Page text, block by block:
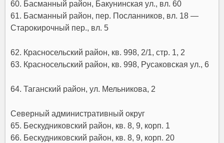
60. Басманный район, Бакунинская ул., вл. 60
61. Басманный район, пер. Посланников, вл. 18 —
Старокирочный пер., вл. 5
62. Красносельский район, кв. 998, 2/1, стр. 1, 2
63. Красносельский район, кв. 998, Русаковская ул., 6
64. Таганский район, ул. Мельникова, 2
Северный административный округ
65. Бескудниковский район, кв. 8, 9, корп. 1
66. Бескудниковский район, кв. 8, 9, корп. 20